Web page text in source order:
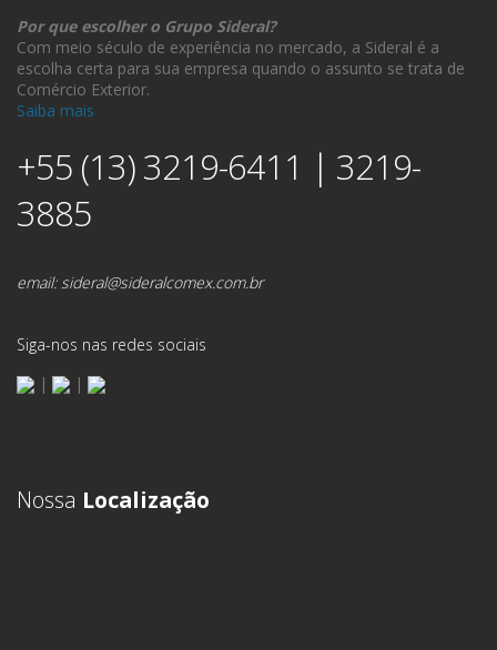
Por que escolher o Grupo Sideral?
Com meio século de experiência no mercado, a Sideral é a
escolha certa para sua empresa quando o assunto se trata de
Comércio Exterior.
Saiba mais
+55 (13) 3219-6411 | 3219-
3885
email:sideral@sideralcomex.com.br
Siga-nos nas redes sociais
|
|
Nossa Localização